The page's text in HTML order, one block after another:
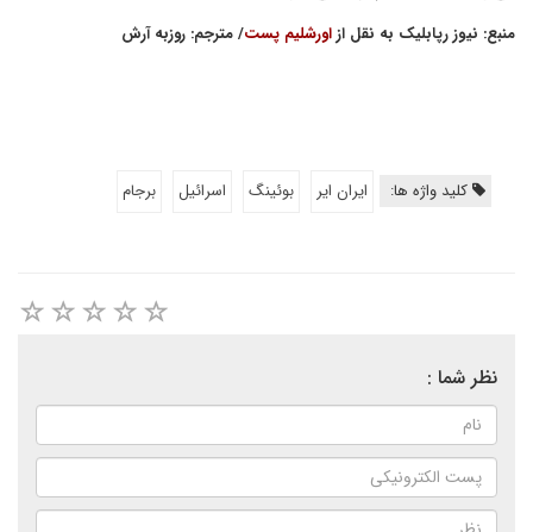
منبع: نیوز رپابلیک به نقل ازاورشلیم پست/ مترجم: روزبه آرش
کلید واژه ها: ایران ایر بوئینگ اسرائیل برجام
نظر شما :